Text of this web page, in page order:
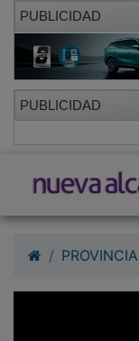
PUBLICIDAD
PUBLICIDAD